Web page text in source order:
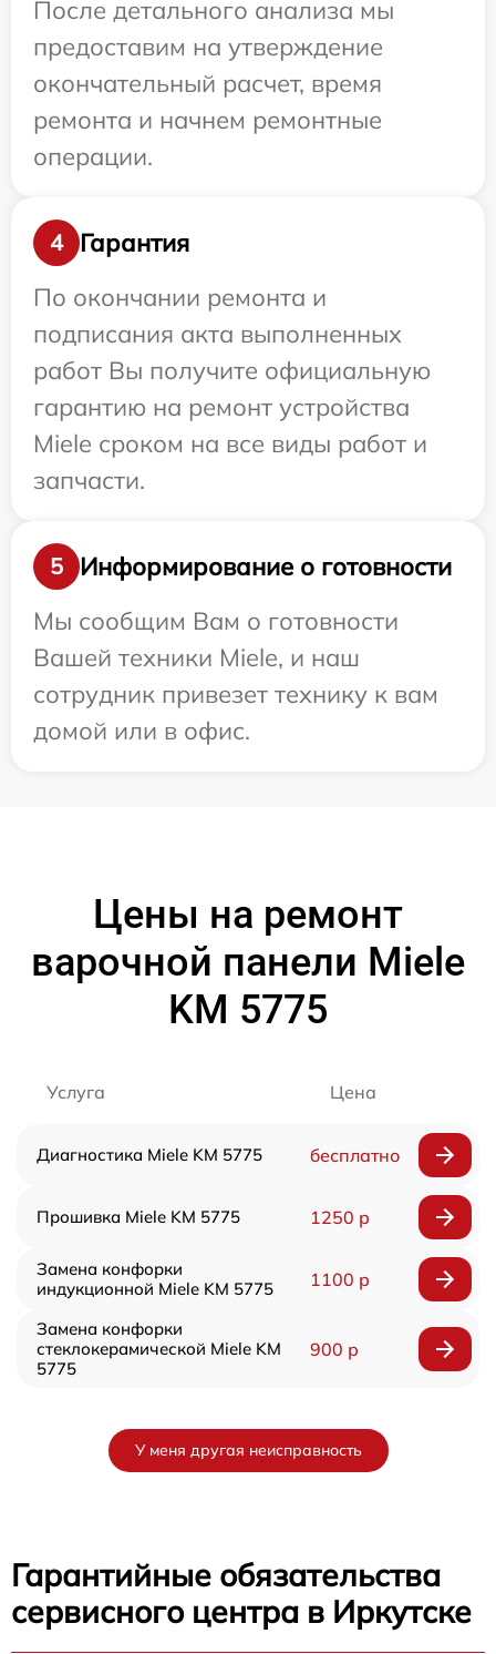
После детального анализа мы
предоставим на утверждение
окончательный расчет, время
ремонта и начнем ремонтные
операции.
4
Гарантия
По окончании ремонта и
подписания акта выполненных
работ Вы получите официальную
гарантию на ремонт устройства
Miele сроком на все виды работ и
запчасти.
5
Информирование о готовности
Мы сообщим Вам о готовности
Вашей техники Miele, и наш
сотрудник привезет технику к вам
домой или в офис.
Цены на ремонт
варочной панели Miele
KM 5775
Услуга Цена
Диагностика Miele KM 5775 бесплатно
Прошивка Miele KM 5775 1250 р
Замена конфорки
индукционной Miele KM 5775
1100 р
Замена конфорки
стеклокерамической Miele KM
5775
900 р
У меня другая неисправность
Гарантийные обязательства
сервисного центра в Иркутске